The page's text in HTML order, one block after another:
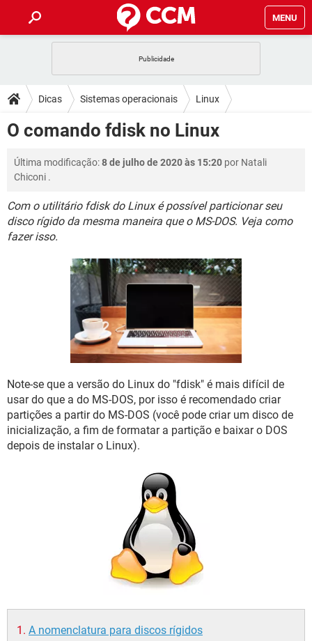
MENU
CELULAR FACEBOOK
OUTLOOK EXCEL
GUIA DE COMPRAS
DICAS
JOGOS WHATSAPP
CELULAR FACEBOOK
OUTLOOK EXCEL
GUIA DE COMPRAS
DOWNLOADS
CELULAR
INSTAGRAM GMAIL
FÓRUM
CELULAR FACEBOOK
OUTLOOK
GMAIL
GUIA DE COMPRAS
JOGOS WHATSAPP
EXCEL
GUIA DE COMPRAS
Dicas Sistemas operacionais Linux
O comando fdisk no Linux
Última modificação:8 de julho de 2020 às 15:20 por Natali
Chiconi .
Com o utilitário fdisk do Linux é possível particionar seu
disco rígido da mesma maneira que o MS-DOS. Veja como
fazer isso.
Note-se que a versão do Linux do "fdisk" é mais difícil de
usar do que a do MS-DOS, por isso é recomendado criar
partições a partir do MS-DOS (você pode criar um disco de
inicialização, a fim de formatar a partição e baixar o DOS
depois de instalar o Linux).
A nomenclatura para discos rígidos